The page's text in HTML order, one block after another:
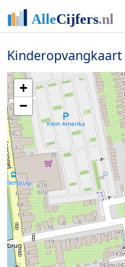
Kinderopvangkaart
+
−